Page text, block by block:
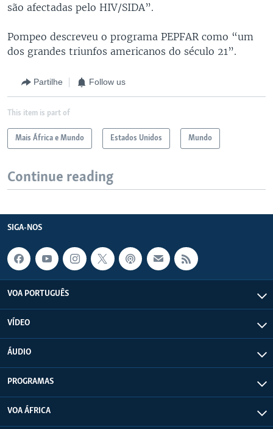
são afectadas pelo HIV/SIDA”.
Pompeo descreveu o programa PEPFAR como “um
dos grandes triunfos americanos do século 21”.
Partilhe Follow us
This item is part of
Mais África e Mundo Estados Unidos Mundo
Continue reading
SIGA-NOS
VOA PORTUGUÊS
VÍDEO
ÁUDIO
PROGRAMAS
VOA ÁFRICA